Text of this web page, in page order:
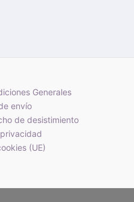
Generales
envío
de desistimiento
(UE)